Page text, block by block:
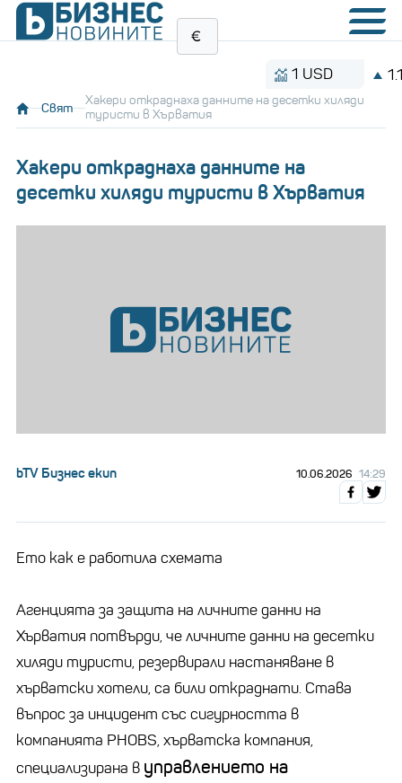
1 USD 1.1535
Свят
Хакери откраднаха данните на десетки хиляди
туристи в Хърватия
Хакери откраднаха данните на
десетки хиляди туристи в Хърватия
bTV Бизнес екип 10.06.2026 14:29
Ето как е работила схемата
Агенцията за защита на личните данни на
Хърватия потвърди, че личните данни на десетки
хиляди туристи, резервирали настаняване в
хърватски хотели, са били откраднати. Става
въпрос за инцидент със сигурността в
компанията PHOBS, хърватска компания,
специализирана в управлението на